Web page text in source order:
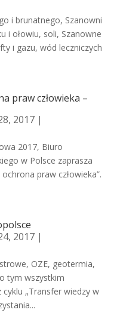
i brunatnego, Szanowni
i ołowiu, soli, Szanowne
i gazu, wód leczniczych
praw człowieka –
2017 |
2017, Biuro
w Polsce zaprasza
praw człowieka”.
2017 |
OZE, geotermia,
tym wszystkim
„Transfer wiedzy w